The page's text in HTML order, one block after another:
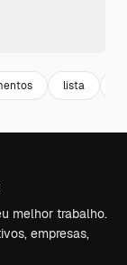
lista
melhor trabalho.
empresas,